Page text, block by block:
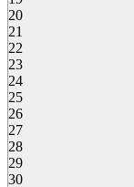
20
21
22
23
24
25
26
27
28
29
30